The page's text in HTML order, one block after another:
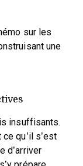
sur les
une
insuffisants.
qu’il s’est
d’arriver